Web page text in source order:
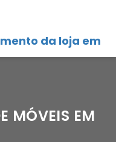
da loja em
MÓVEIS EM